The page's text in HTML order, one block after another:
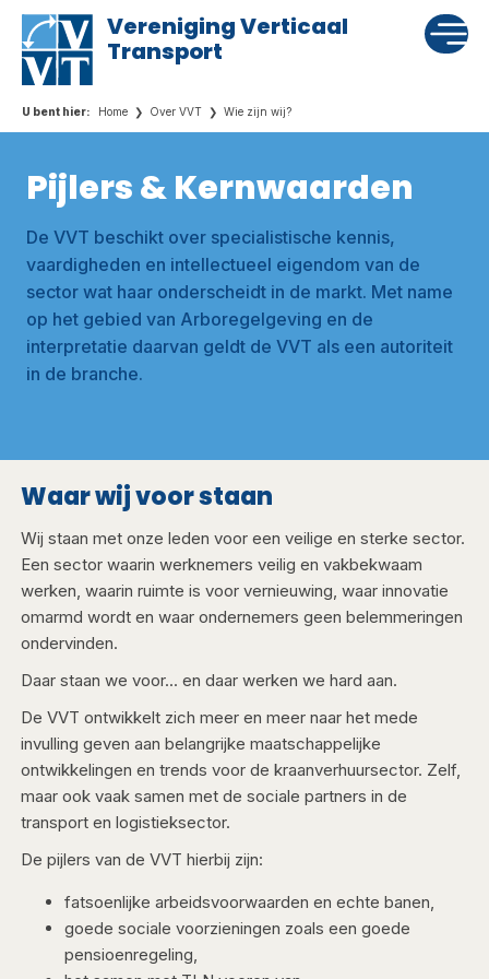
Vereniging Verticaal
Transport
Home Over VVT Wie zijn wij?
Pijlers & Kernwaarden
De VVT beschikt over specialistische kennis,
vaardigheden en intellectueel eigendom van de
sector wat haar onderscheidt in de markt. Met name
op het gebied van Arboregelgeving en de
interpretatie daarvan geldt de VVT als een autoriteit
in de branche.
Waar wij voor staan​​
Wij staan met onze leden voor een veilige en sterke sector.
Een sector waarin werknemers veilig en vakbekwaam
werken, waarin ruimte is voor vernieuwing, waar innovatie
omarmd wordt en waar ondernemers geen belemmeringen
ondervinden.
Daar staan we voor... en daar werken we hard aan.
De VVT ontwikkelt zich meer en meer naar het mede
invulling geven aan belangrijke maatschappelijke
ontwikkelingen en trends voor de kraanverhuursector. Zelf,
maar ook vaak samen met de sociale partners in de
transport en logistieksector.
De pijlers van de VVT hierbij zijn:
fatsoenlijke arbeidsvoorwaarden en echte banen,
goede sociale voorzieningen zoals een goede
pensioenregeling,​